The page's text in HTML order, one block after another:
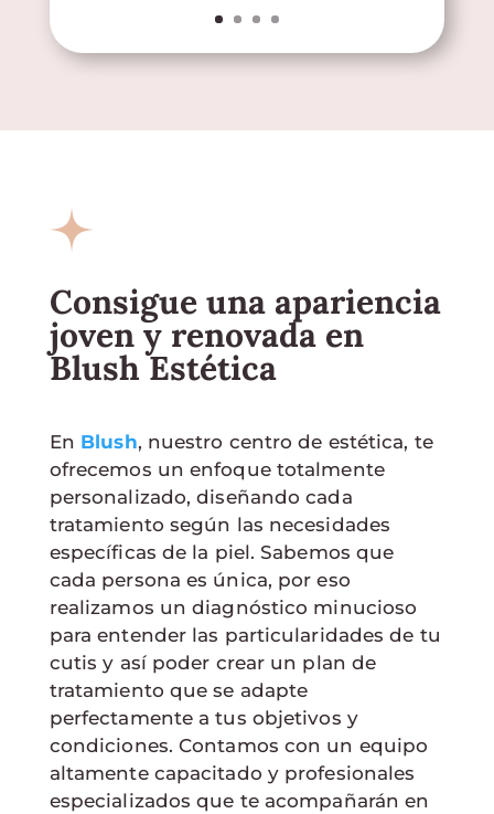
Consigue una apariencia
joven y renovada en
Blush Estética
En Blush, nuestro centro de estética, te
ofrecemos un enfoque totalmente
personalizado, diseñando cada
tratamiento según las necesidades
específicas de la piel. Sabemos que
cada persona es única, por eso
realizamos un diagnóstico minucioso
para entender las particularidades de tu
cutis y así poder crear un plan de
tratamiento que se adapte
perfectamente a tus objetivos y
condiciones. Contamos con un equipo
altamente capacitado y profesionales
especializados que te acompañarán en